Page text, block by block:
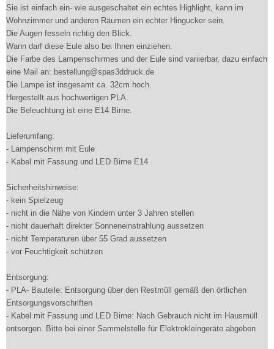
Sie ist einfach ein- wie ausgeschaltet ein echtes Highlight, kann im
Wohnzimmer und anderen Räumen ein echter Hingucker sein.
Die Augen fesseln richtig den Blick.
Wann darf diese Eule also bei Ihnen einziehen.
Die Farbe des Lampenschirmes und der Eule sind variierbar, dazu einfach
eine Mail an: bestellung@spas3ddruck.de
Die Lampe ist insgesamt ca. 32cm hoch.
Hergestellt aus hochwertigen PLA.
Die Beleuchtung ist eine E14 Birne.
Lieferumfang:
- Lampenschirm mit Eule
- Kabel mit Fassung und LED Birne E14
Sicherheitshinweise:
- kein Spielzeug
- nicht in die Nähe von Kindern unter 3 Jahren stellen
- nicht dauerhaft direkter Sonneneinstrahlung aussetzen
- nicht Temperaturen über 55 Grad aussetzen
- vor Feuchtigkeit schützen
Entsorgung:
- PLA- Bauteile: Entsorgung über den Restmüll gemäß den örtlichen
Entsorgungsvorschriften
- Kabel mit Fassung und LED Birne: Nach Gebrauch nicht im Hausmüll
entsorgen. Bitte bei einer Sammelstelle für Elektrokleingeräte abgeben